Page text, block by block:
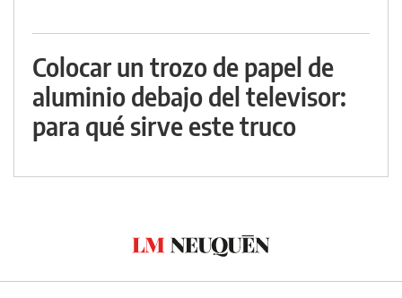
Colocar un trozo de papel de
aluminio debajo del televisor:
para qué sirve este truco